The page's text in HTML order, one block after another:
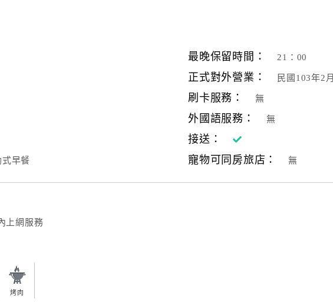
最晚保留時間： 21：00
正式對外營業： 民國103年2
刷卡服務： 無
外國語服務： 無
接送：
早餐 寵物可同房旅店： 無
上網服務
烤肉